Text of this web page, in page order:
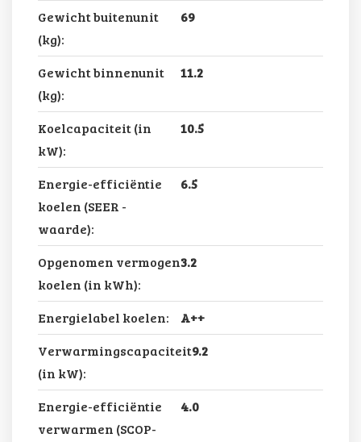
Gewicht buitenunit
(kg):
69
Gewicht binnenunit
(kg):
11.2
Koelcapaciteit (in
kW):
10.5
Energie-efficiëntie
koelen (SEER -
waarde):
6.5
Opgenomen vermogen
koelen (in kWh):
3.2
Energielabel koelen:
A++
Verwarmingscapaciteit
(in kW):
9.2
Energie-efficiëntie
verwarmen (SCOP-
4.0